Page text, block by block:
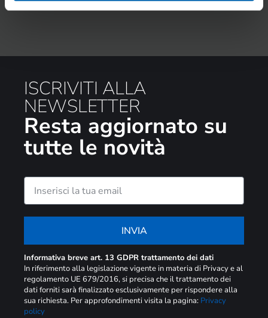
ISCRIVITI ALLA
NEWSLETTER
Resta aggiornato su
tutte le novità
INVIA
Informativa breve art. 13 GDPR trattamento dei dati
In riferimento alla legislazione vigente in materia di Privacy e al
regolamento UE 679/2016, si precisa che il trattamento dei
dati forniti sarà finalizzato esclusivamente per rispondere alla
sua richiesta. Per approfondimenti visita la pagina: Privacy
policy